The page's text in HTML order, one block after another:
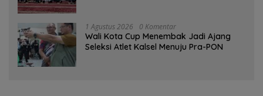
1 Agustus 2026 0 Komentar
Wali Kota Cup Menembak Jadi Ajang
Seleksi Atlet Kalsel Menuju Pra-PON